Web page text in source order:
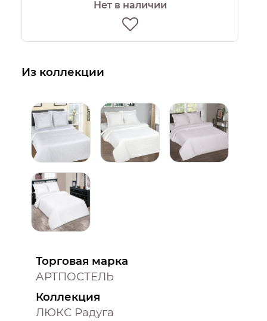
Нет в наличии
Из коллекции
Торговая марка
АРТПОСТЕЛЬ
Коллекция
ЛЮКС Радуга